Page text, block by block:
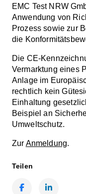
EMC Test NRW
Anwendung von
Prozess sowie zur
die
Die CE-
Vermarktung eines
Anlage im
rechtlich kein
Einhaltung
Beispiel an
Umweltschutz.
Zur Anmeldung.
Teilen